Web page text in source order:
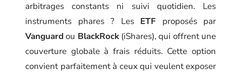
arbitrages constants ni suivi quotidien. Les
instruments phares ? Les ETF proposés par
Vanguard ou BlackRock(iShares), qui offrent une
couverture globale à frais réduits. Cette option
convient parfaitement à ceux qui veulent exposer